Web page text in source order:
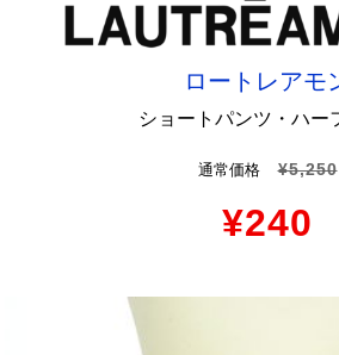
ロートレアモ
ショートパンツ・ハー
通常価格 ¥5,250
¥240